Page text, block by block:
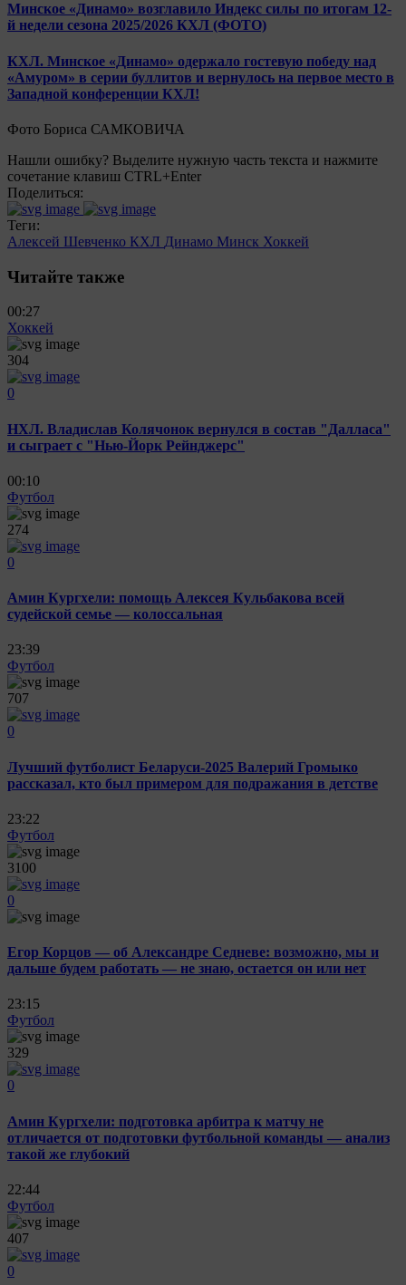
Минское «Динамо» возглавило Индекс силы по итогам 12-
й недели сезона 2025/2026 КХЛ (ФОТО)
КХЛ. Минское «Динамо» одержало гостевую победу над
«Амуром» в серии буллитов и вернулось на первое место в
Западной конференции КХЛ!
Фото Бориса САМКОВИЧА
Нашли ошибку? Выделите нужную часть текста и нажмите
сочетание клавиш CTRL+Enter
Поделиться:
Теги:
Алексей Шевченко КХЛ Динамо Минск Хоккей
Читайте также
00:27
Хоккей
304
0
НХЛ. Владислав Колячонок вернулся в состав "Далласа"
и сыграет с "Нью-Йорк Рейнджерс"
00:10
Футбол
274
0
Амин Кургхели: помощь Алексея Кульбакова всей
судейской семье — колоссальная
23:39
Футбол
707
0
Лучший футболист Беларуси-2025 Валерий Громыко
рассказал, кто был примером для подражания в детстве
23:22
Футбол
3100
0
Егор Корцов — об Александре Седневе: возможно, мы и
дальше будем работать — не знаю, остается он или нет
23:15
Футбол
329
0
Амин Кургхели: подготовка арбитра к матчу не
отличается от подготовки футбольной команды — анализ
такой же глубокий
22:44
Футбол
407
0